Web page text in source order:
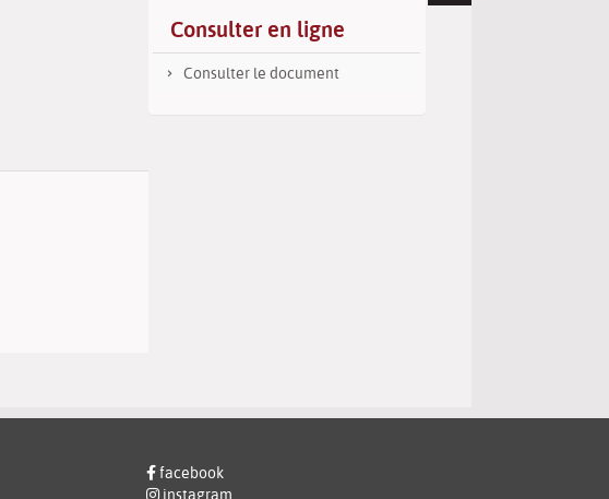
Consulter en ligne
Consulter le document
facebook
instagram